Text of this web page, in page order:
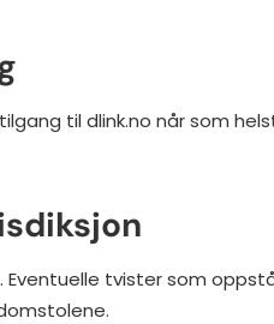
til dlink.no når som
tvister som